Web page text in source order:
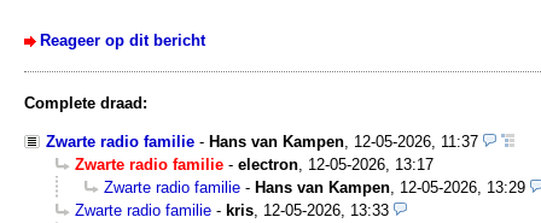
Reageer op dit bericht
Complete draad:
Zwarte radio familie - Hans van Kampen 12-05-2026, 11:37
Zwarte radio familie - electron 12-05-2026, 13:17
Zwarte radio familie - Hans van Kampen 12-05-2026, 13:29
Zwarte radio familie - kris 12-05-2026, 13:33